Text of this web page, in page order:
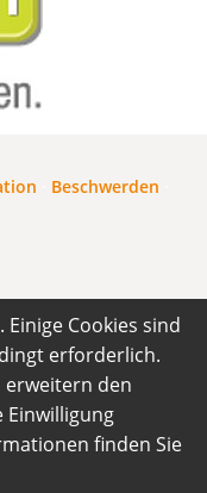
Beschwerden
Cookies sind
erforderlich.
erweitern den
Einwilligung
finden Sie